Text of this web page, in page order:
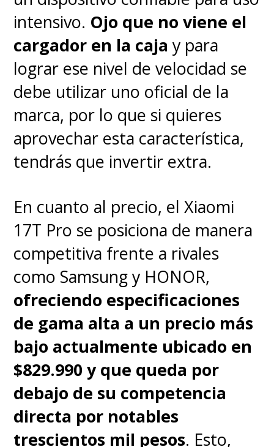
intensivo. Ojo que no viene el
cargador en la caja y para
lograr ese nivel de velocidad se
debe utilizar uno oficial de la
marca, por lo que si quieres
aprovechar esta característica,
tendrás que invertir extra.
En cuanto al precio, el Xiaomi
17T Pro se posiciona de manera
competitiva frente a rivales
como Samsung y HONOR,
ofreciendo especificaciones
de gama alta a un precio más
bajo actualmente ubicado en
$829.990 y que queda por
debajo de su competencia
directa por notables
trescientos mil pesos. Esto,